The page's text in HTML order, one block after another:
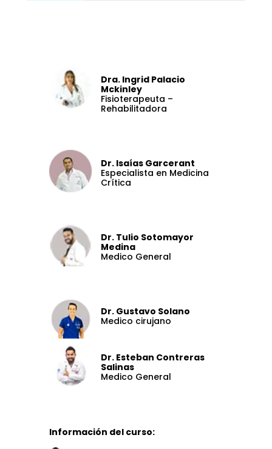
Dra. Ingrid Palacio
Mckinley
Fisioterapeuta –
Rehabilitadora
Dr. IsaíasGarcerant
Especialista en Medicina
Crítica
Dr. Tulio Sotomayor
Medina
Medico General
Dr. Gustavo Solano
Medico cirujano
Dr. Esteban Contreras
Salinas
Medico General
Información del curso: